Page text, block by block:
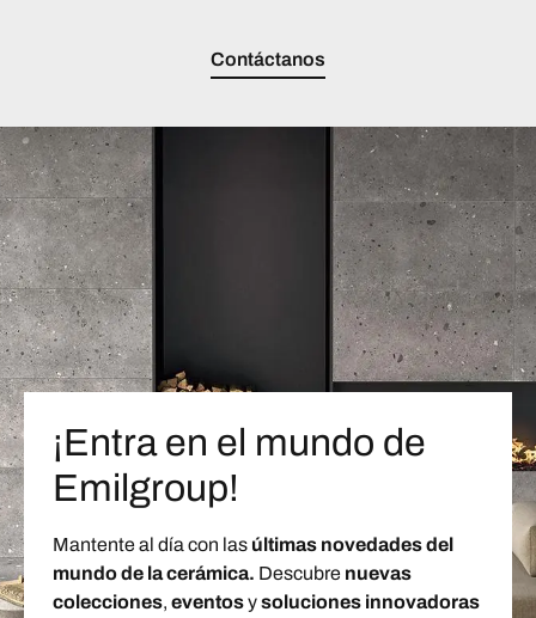
Contáctanos
¡Entra en el mundo de
Emilgroup!
Mantente al día con las últimas novedades del
mundo de la cerámica. Descubre nuevas
colecciones, eventosysoluciones innovadoras